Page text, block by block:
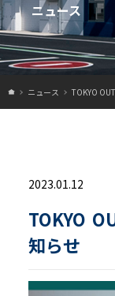
ニュース
ニュース TOKYO
2023.01.12
TOKYO
知らせ